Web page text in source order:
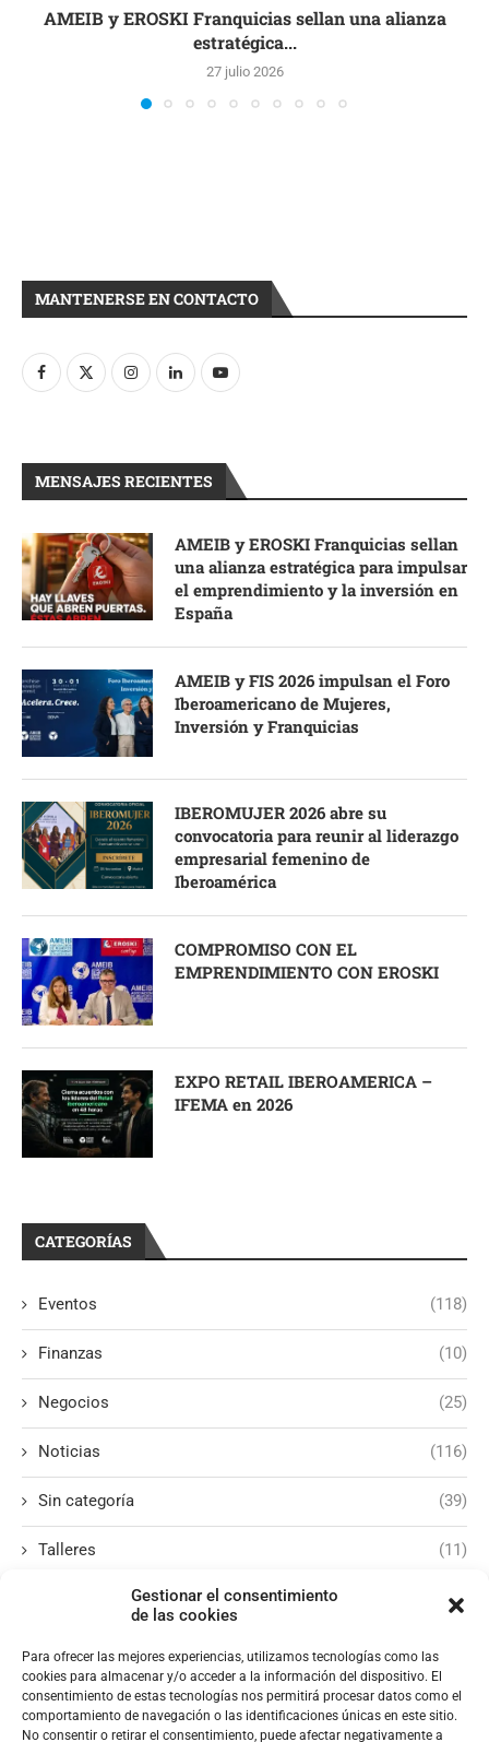
Gestionar el consentimiento
de las cookies
Para ofrecer las mejores experiencias, utilizamos tecnologías como las
cookies para almacenar y/o acceder a la información del dispositivo. El
consentimiento de estas tecnologías nos permitirá procesar datos como el
comportamiento de navegación o las identificaciones únicas en este sitio.
No consentir o retirar el consentimiento, puede afectar negativamente a
AMEIB y EROSKI Franquicias sellan una alianza
estratégica...
27 julio 2026
MANTENERSE EN CONTACTO
MENSAJES RECIENTES
AMEIB y EROSKI Franquicias sellan
una alianza estratégica para impulsar
el emprendimiento y la inversión en
España
AMEIB y FIS 2026 impulsan el Foro
Iberoamericano de Mujeres,
Inversión y Franquicias
IBEROMUJER 2026 abre su
convocatoria para reunir al liderazgo
empresarial femenino de
Iberoamérica
COMPROMISO CON EL
EMPRENDIMIENTO CON EROSKI
EXPO RETAIL IBEROAMERICA –
IFEMA en 2026
CATEGORÍAS
Eventos (118)
Finanzas (10)
Negocios (25)
Noticias (116)
Sin categoría (39)
Talleres (11)